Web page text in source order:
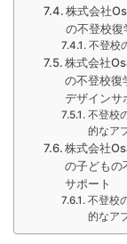
株式会社
の不登校復
不登校
株式会社
の不登校復
デザインサ
不登校
的なア
株式会社
の子どもの
サポート
不登校
的なア